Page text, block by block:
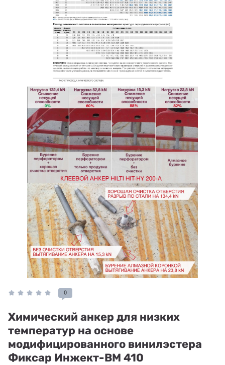
0
Химический анкер для низких
температур на основе
модифицированного винилэстера
Фиксар Инжект-ВМ 410